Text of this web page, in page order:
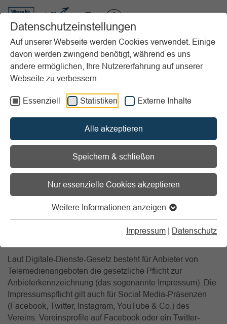
Datenschutzeinstellungen
Auf unserer Webseite werden Cookies verwendet. Einige
davon werden zwingend benötigt, während es uns
andere ermöglichen, Ihre Nutzererfahrung auf unserer
Webseite zu verbessern.
Essenziell Statistiken Externe Inhalte
Alle akzeptieren
Speichern & schließen
Nur essenzielle Cookies akzeptieren
Weitere Informationen anzeigen
Impressum | Datenschutz
Startseite Vereinsmanagement Marketing
Social Media
Rechtliche Aspekte
Impressum bei Social Media-Profilen
Vorlesen
Informationen zum Readspeaker öffnen
Impressum Social Media-
Präsenzen
Verein muss als Anbieter von Social
Media-Inhalten erkennbar sein!
Telemediengesetz (§ 5 DDG) und im
Laut Digitale-Dienste-Gesetz besteht für Anbieter von
Telemedienangeboten die gesetzliche Pflicht zur
Anbieterkennzeichnung (das sogenannte Impressum). Die
Impressumspflicht gilt auch für Social Media-Präsenzen
(Facebook, Twitter, Instagram, YouTube & Co.) des
Vereins. Vereinsprofile auf Facebook oder ein Twitter-